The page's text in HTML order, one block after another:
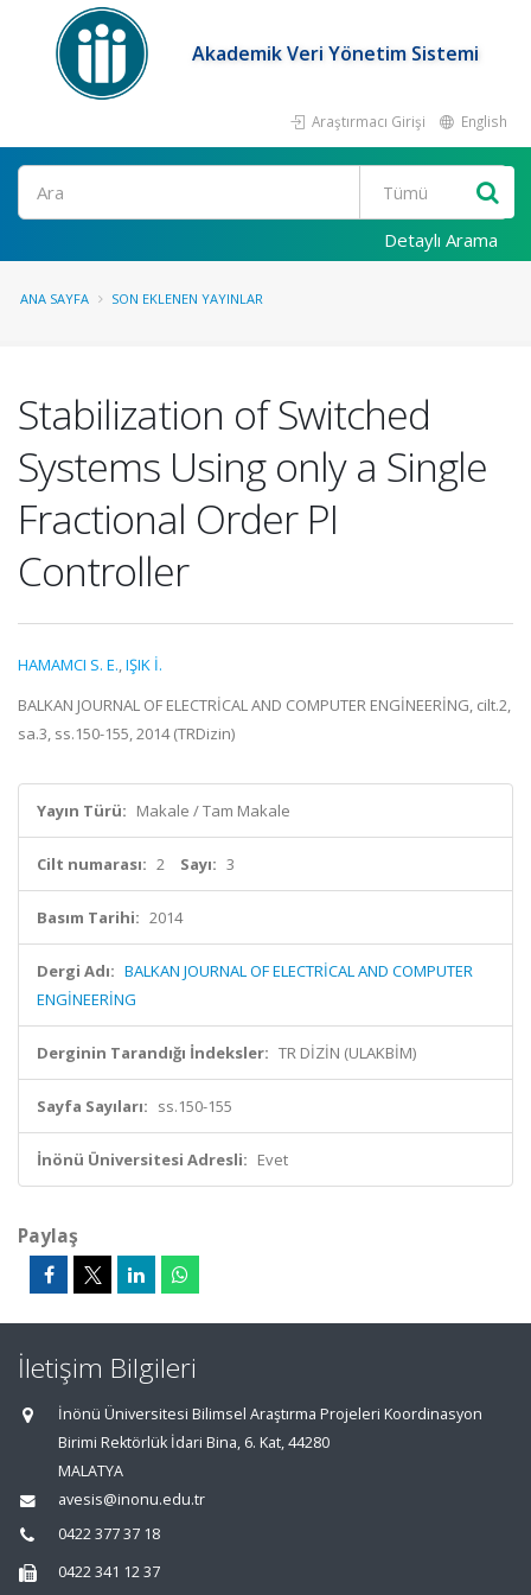
Akademik Veri Yönetim Sistemi
Araştırmacı Girişi English
Ara
Detaylı Arama
ANA SAYFA SON EKLENEN YAYINLAR
Stabilization of Switched
Systems Using only a Single
Fractional Order PI
Controller
HAMAMCI S. E.,IŞIK İ.
BALKAN JOURNAL OF ELECTRİCAL AND COMPUTER ENGİNEERİNG, cilt.2,
sa.3, ss.150-155, 2014 (TRDizin)
Yayın Türü: Makale / Tam Makale
Cilt numarası: 2 Sayı: 3
Basım Tarihi: 2014
Dergi Adı: BALKAN JOURNAL OF ELECTRİCAL AND COMPUTER
ENGİNEERİNG
Derginin Tarandığı İndeksler: TR DİZİN (ULAKBİM)
Sayfa Sayıları: ss.150-155
İnönü Üniversitesi Adresli: Evet
Paylaş
İletişim Bilgileri
İnönü Üniversitesi Bilimsel Araştırma Projeleri Koordinasyon
Birimi Rektörlük İdari Bina, 6. Kat, 44280
MALATYA
avesis@inonu.edu.tr
0422 377 37 18
0422 341 12 37